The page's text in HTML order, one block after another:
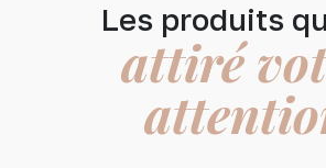
Les produits
attiré